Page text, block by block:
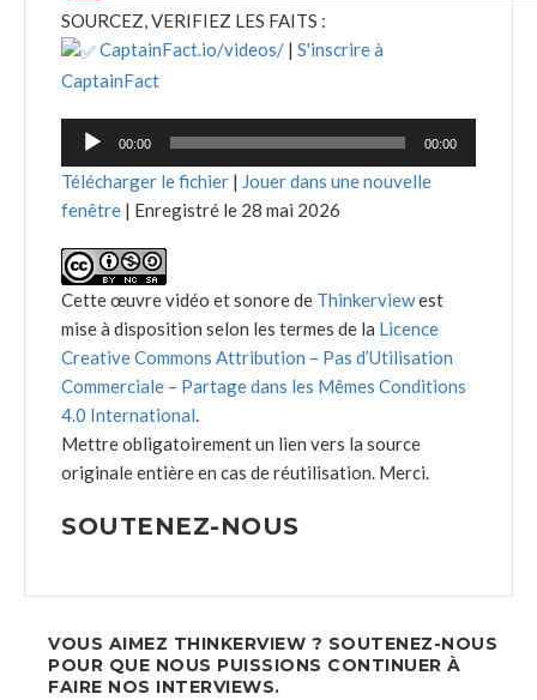
SOURCEZ, VERIFIEZ LES FAITS :
CaptainFact.io/videos/ | S'inscrire à
CaptainFact
Lecteur
00:00 00:00
Télécharger le fichier | Jouer dans une nouvelle
fenêtre | Enregistré le 28 mai 2026
Cette œuvre vidéo et sonore de Thinkerviewest
mise à disposition selon les termes de la Licence
Creative Commons Attribution – Pas d’Utilisation
Commerciale – Partage dans les Mêmes Conditions
4.0 International.
Mettre obligatoirement un lien vers la source
originale entière en cas de réutilisation. Merci.
SOUTENEZ-NOUS
VOUS AIMEZ THINKERVIEW ? SOUTENEZ-NOUS
POUR QUE NOUS PUISSIONS CONTINUER À
FAIRE NOS INTERVIEWS.